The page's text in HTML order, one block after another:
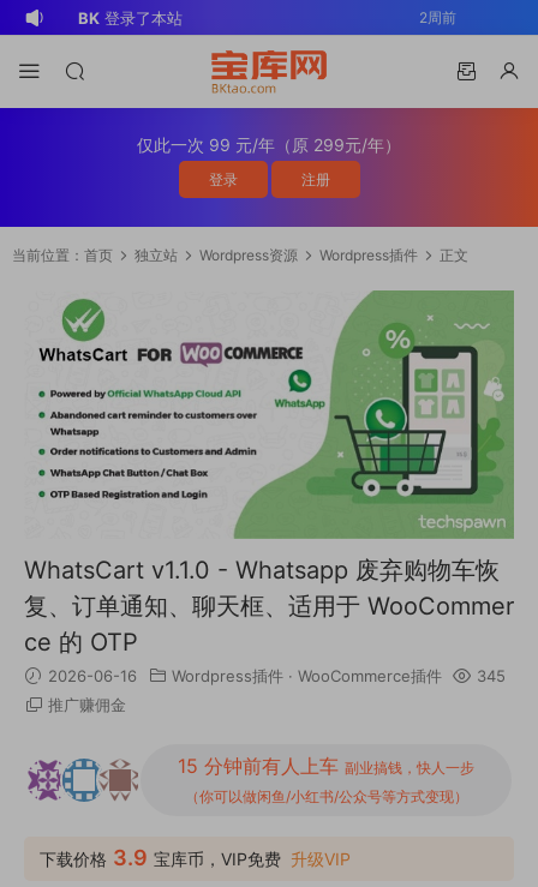
BK 登录了本站 2周前
登录了本站
下载了资源WP Mail SMTP
Pro v4.5.0 / v4.2.0 Wordpress邮件插
下载了资源Elementor Pro
v4.1.2/v4.1.1/v4.0.4 /v4.0.1 /v3.33.2
v3.29.2 / v3.29.1 / v3.29.0 / v3.28.x
/3.27.x /3.26.3 强大先进的网站构建器
插件wordpress主题模板编辑神器页面生
成器插件 wp响应式主题模板编辑生成器
公司主题模板外贸跨境电商模板编辑工具
下载了资源Elementor Pro
/v3.32.1/ v3.31.0 / v3.30.1/ v3.30.0 /
v3.29.2 / v3.29.1 / v3.29.0 / v3.28.x
/3.27.x /3.26.3 强大先进的网站构建器
插件wordpress主题模板编辑神器页面生
成器插件 wp响应式主题模板编辑生成器
公司主题模板外贸跨境电商模板编辑工具
v4.1.2/v4.1.1/v4.0.4 /v4.0.1 /v3.33.2
/v3.32.1/ v3.31.0 / v3.30.1/ v3.30.0 /
v3.29.2 / v3.29.1 / v3.29.0 / v3.28.x
/3.27.x /3.26.3 强大先进的网站构建器
插件wordpress主题模板编辑神器页面生
成器插件 wp响应式主题模板编辑生成器
公司主题模板外贸跨境电商模板编辑工具
v*******
Custom Fields Pro v6.7.0.2 / v6.5.1 /
v6.4.3 / v6.4.2 / v6.4.1 / v6.4.0.1
/v6.3.12 高级自定义字段专业版
Wordpress插件ACF PRO
v******* 登录了本站 1天前
仅此一次 99 元/年（原 299元/年）
登录 注册
当前位置： 首页 独立站 Wordpress资源 Wordpress插件 正文
WhatsCart v1.1.0 - Whatsapp 废弃购物车恢
复、订单通知、聊天框、适用于 WooCommer
ce 的 OTP
2026-06-16 Wordpress插件 · WooCommerce插件
345
推广赚佣金
15 分钟前有人上车 副业搞钱，快人一步
（你可以做闲鱼/小红书/公众号等方式变现）
下载价格 3.9 宝库币，VIP免费 升级VIP